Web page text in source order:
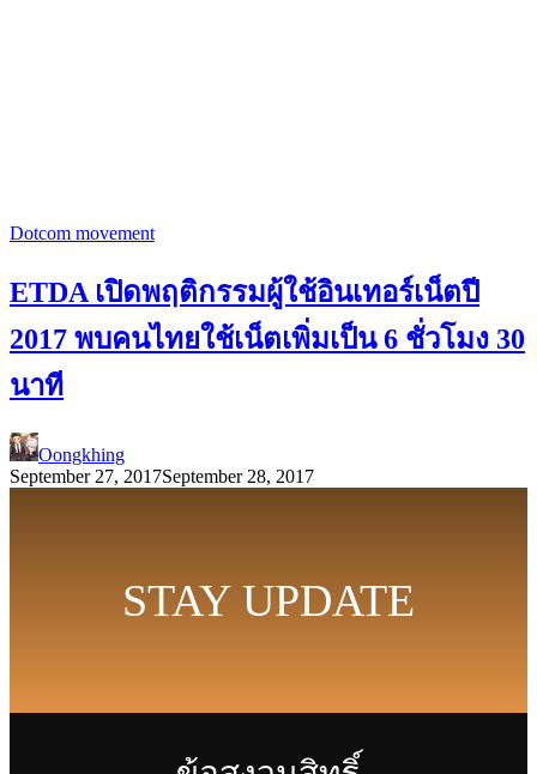
Dotcom movement
ETDA เปิดพฤติกรรมผู้ใช้อินเทอร์เน็ตปี
2017 พบคนไทยใช้เน็ตเพิ่มเป็น 6 ชั่วโมง 30
นาที
Oongkhing
September 27, 2017September 28, 2017
STAY UPDATE